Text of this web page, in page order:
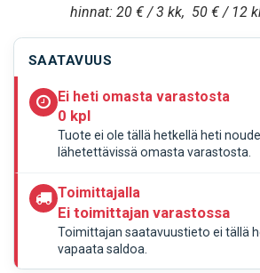
hinnat: 20 € / 3 kk, 50 € / 12
SAATAVUUS
Ei heti omasta varastosta
0 kpl
Tuote ei ole tällä hetkellä heti
lähetettävissä omasta varastosta.
Toimittajalla
Ei toimittajan varastossa
Toimittajan saatavuustieto ei tällä
vapaata saldoa.